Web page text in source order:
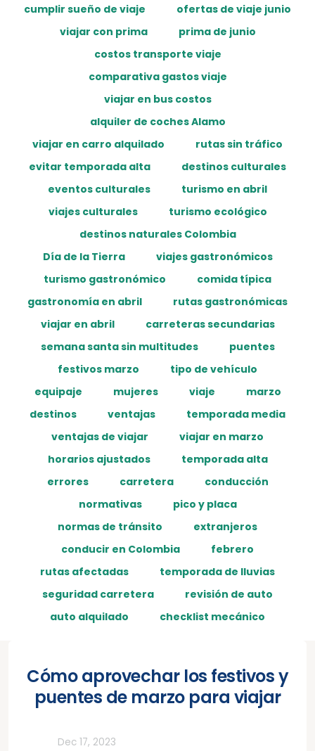
cumplir sueño de viaje
ofertas de viaje junio
viajar con prima
prima de junio
costos transporte viaje
comparativa gastos viaje
viajar en bus costos
alquiler de coches Alamo
viajar en carro alquilado
rutas sin tráfico
evitar temporada alta
destinos culturales
eventos culturales
turismo en abril
viajes culturales
turismo ecológico
destinos naturales Colombia
Día de la Tierra
viajes gastronómicos
turismo gastronómico
comida típica
gastronomía en abril
rutas gastronómicas
viajar en abril
carreteras secundarias
semana santa sin multitudes
puentes
festivos marzo
tipo de vehículo
equipaje
mujeres viaje
marzo
destinos
ventajas
temporada media
ventajas de viajar
viajar en marzo
horarios ajustados
temporada alta
errores
carretera
conducción
normativas
pico y placa
normas de tránsito
extranjeros
conducir en Colombia
febrero
rutas afectadas
temporada de lluvias
seguridad carretera
revisión de auto
auto alquilado
checklist mecánico
Cómo aprovechar los festivos y
puentes de marzo para viajar
Dec 17, 2023